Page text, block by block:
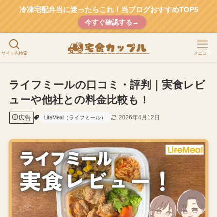
冷凍宅配弁当に迷ったらこれ！当ブログおすすめTOP5
今すぐ確認する→
サイト内検索 メニュー
ライフミールの口コミ・評判｜実食レビ
ューや他社との料金比較も！
広告 LifeMeal（ライフミール） 2026年4月12日